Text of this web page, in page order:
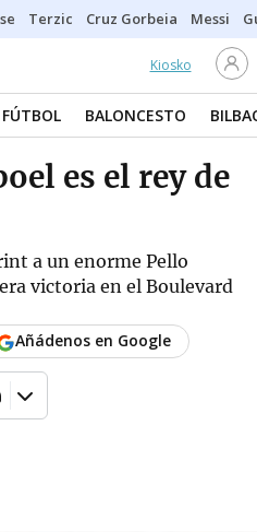
Terzic Cruz Gorbeia Messi
Kiosko
FÚTBOL BALONCESTO
es el rey de
a un enorme Pello
victoria en el Boulevard
Añádenos en Google